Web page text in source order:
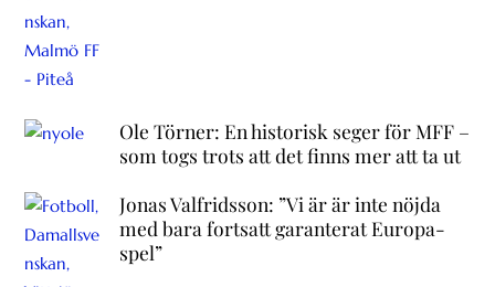
Ole Törner: En historisk seger för MFF –
som togs trots att det finns mer att ta ut
Jonas Valfridsson: ”Vi är är inte nöjda
med bara fortsatt garanterat Europa-
spel”